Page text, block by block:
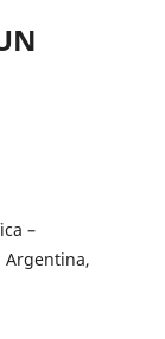
–
Argentina,